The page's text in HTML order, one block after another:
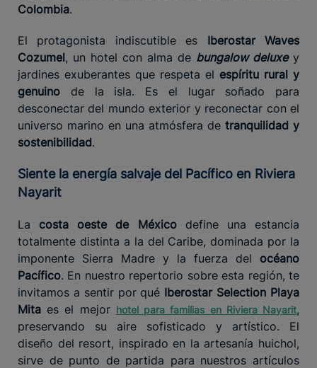
Colombia.
El protagonista indiscutible es Iberostar Waves
Cozumel, un hotel con alma de bungalow deluxey
jardines exuberantes que respeta el espíritu rural y
genuino de la isla. Es el lugar soñado para
desconectar del mundo exterior y reconectar con el
universo marino en una atmósfera de tranquilidad y
sostenibilidad.
Siente la energía salvaje del Pacífico en Riviera
Nayarit
La costa oeste de Méxicodefine una estancia
totalmente distinta a la del Caribe, dominada por la
imponente Sierra Madre y la fuerza del océano
Pacífico. En nuestro repertorio sobre esta región, te
invitamos a sentir por qué Iberostar Selection Playa
Mita es el mejor hotel para familias en Riviera Nayarit,
preservando su aire sofisticado y artístico. El
diseño del resort, inspirado en la artesanía huichol,
sirve de punto de partida para nuestros artículos